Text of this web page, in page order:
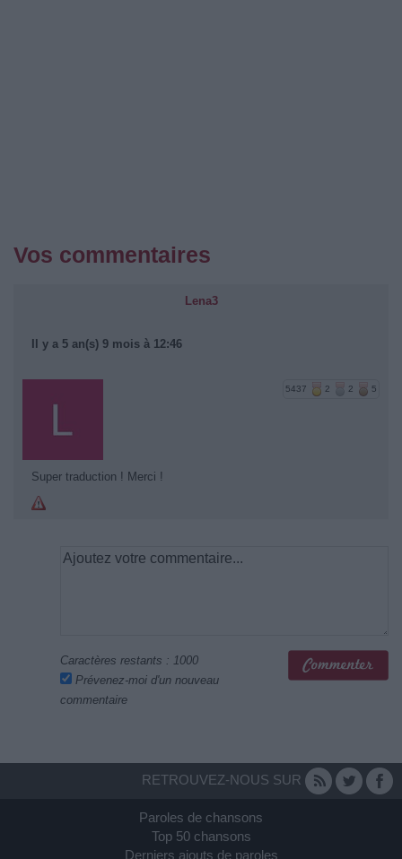
Vos commentaires
Lena3
Il y a 5 an(s) 9 mois à 12:46
5437 2 2 5
Super traduction ! Merci !
Caractères restants : 1000
Prévenez-moi d'un nouveau
commentaire
RETROUVEZ-NOUS SUR
Paroles de chansons
Top 50 chansons
Derniers ajouts de paroles